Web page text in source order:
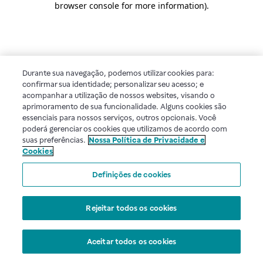
browser console for more information).
Durante sua navegação, podemos utilizar cookies para:
confirmar sua identidade; personalizar seu acesso; e
acompanhar a utilização de nossos websites, visando o
aprimoramento de sua funcionalidade. Alguns cookies são
essenciais para nossos serviços, outros opcionais. Você
poderá gerenciar os cookies que utilizamos de acordo com
suas preferências. Nossa Política de Privacidade e
Cookies
Definições de cookies
Rejeitar todos os cookies
Aceitar todos os cookies